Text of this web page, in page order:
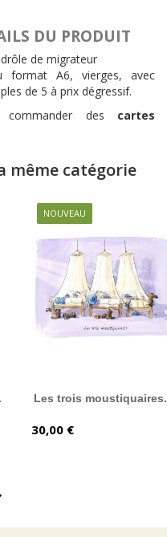
DU PRODUIT
de migrateur
A6, vierges, avec
de 5 à prix dégressif.
commander des cartes
même catégorie
NOUVEAU
Les trois moustiquaires.
Prix
30,00 €